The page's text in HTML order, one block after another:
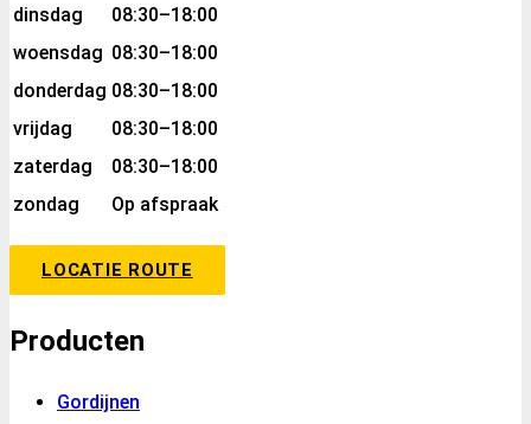
dinsdag
08:30–18:00
woensdag 08:30–18:00
donderdag 08:30–18:00
vrijdag
08:30–18:00
zaterdag
08:30–18:00
zondag
Op afspraak
LOCATIE ROUTE
Producten
Gordijnen